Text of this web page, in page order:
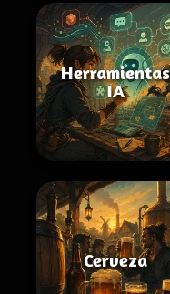
Herramientas
IA
Cerveza